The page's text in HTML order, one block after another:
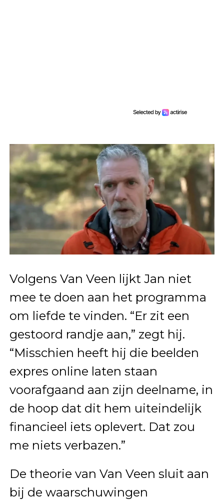
Volgens Van Veen lijkt Jan niet
mee te doen aan het programma
om liefde te vinden. “Er zit een
gestoord randje aan,” zegt hij.
“Misschien heeft hij die beelden
expres online laten staan
voorafgaand aan zijn deelname, in
de hoop dat dit hem uiteindelijk
financieel iets oplevert. Dat zou
me niets verbazen.”
De theorie van Van Veen sluit aan
bij de waarschuwingen